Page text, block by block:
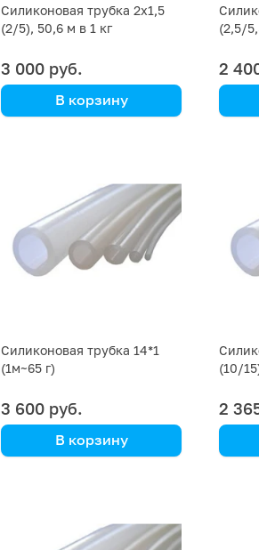
Силиконовая трубка 2х1,5
(2/5), 50,6 м в 1 кг
3 000 руб.
В корзину
(2,5/
2
Силиконовая трубка 14*1
(1м~65 г)
3 600 руб.
В корзину
(10/
2